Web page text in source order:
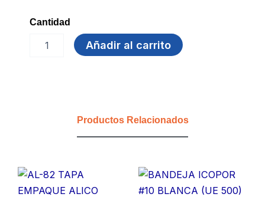
Cantidad
CONTENEDOR
DARNEL
cantidad
Añadir al carrito
Productos Relacionados